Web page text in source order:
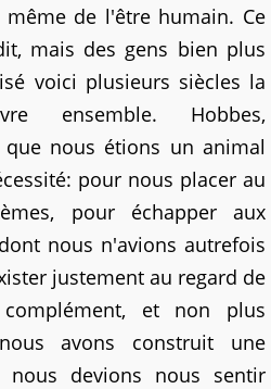
de l'être humain. Ce
mais des gens bien plus
voici plusieurs siècles la
ensemble. Hobbes,
nous étions un animal
pour nous placer au
pour échapper aux
nous n'avions autrefois
justement au regard de
et non plus
avons construit une
nous devions nous sentir